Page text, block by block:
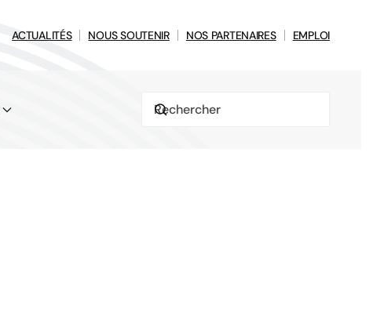
ACTUALITÉS NOUS SOUTENIR NOS PARTENAIRES EMPLOI